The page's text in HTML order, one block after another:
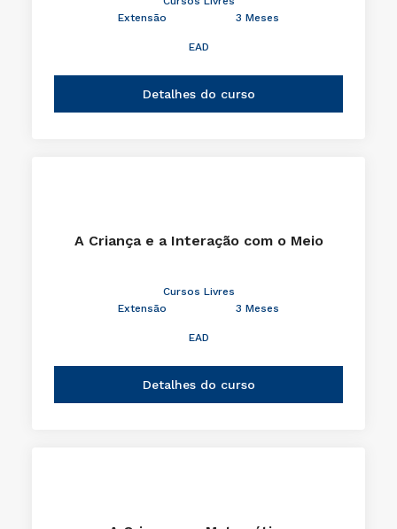
Extensão
3 Meses
EAD
Detalhes do curso
A Criança e a Interação com o Meio
Cursos Livres
Extensão
3 Meses
EAD
Detalhes do curso